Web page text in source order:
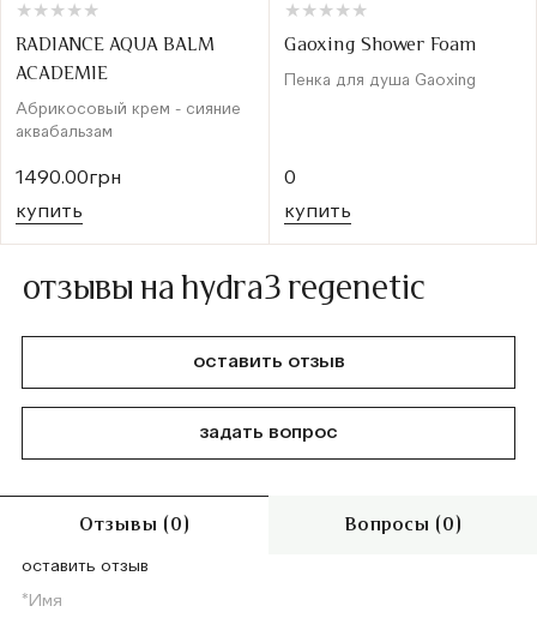
★
★ ★
★ ★
★ ★
★ ★
★
RADIANCE AQUA BALM
ACADEMIE
Абрикосовый крем - сияние
аквабальзам
1490.00грн
купить
★
★ ★
★ ★
★ ★
★ ★
★
Gaoxing Shower Foam
Пенка для душа Gaoxing
0
купить
отзывы на hydra3 regenetic
оставить отзыв
задать вопрос
Отзывы (0) Вопросы (0)
оставить отзыв